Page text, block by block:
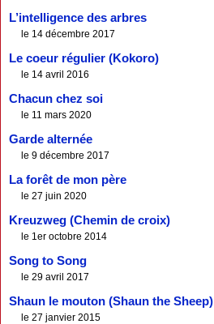
L’intelligence des arbres
le 14 décembre 2017
Le coeur régulier (Kokoro)
le 14 avril 2016
Chacun chez soi
le 11 mars 2020
Garde alternée
le 9 décembre 2017
La forêt de mon père
le 27 juin 2020
Kreuzweg (Chemin de croix)
le 1er octobre 2014
Song to Song
le 29 avril 2017
Shaun le mouton (Shaun the Sheep)
le 27 janvier 2015